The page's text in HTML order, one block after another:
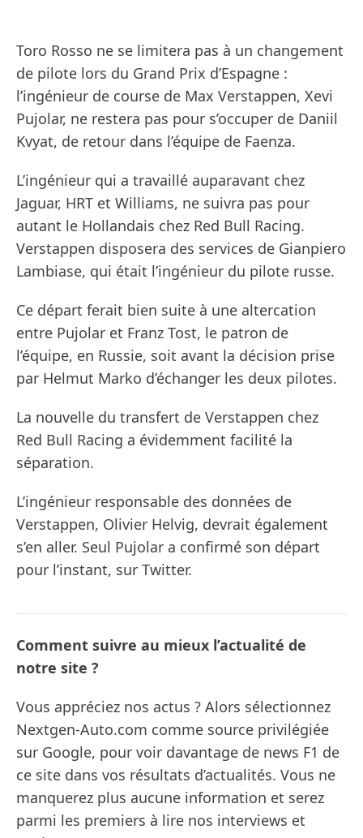
Toro Rosso ne se limitera pas à un changement
de pilote lors du Grand Prix d’Espagne :
l’ingénieur de course de Max Verstappen, Xevi
Pujolar, ne restera pas pour s’occuper de Daniil
Kvyat, de retour dans l’équipe de Faenza.
L’ingénieur qui a travaillé auparavant chez
Jaguar, HRT et Williams, ne suivra pas pour
autant le Hollandais chez Red Bull Racing.
Verstappen disposera des services de Gianpiero
Lambiase, qui était l’ingénieur du pilote russe.
Ce départ ferait bien suite à une altercation
entre Pujolar et Franz Tost, le patron de
l’équipe, en Russie, soit avant la décision prise
par Helmut Marko d’échanger les deux pilotes.
La nouvelle du transfert de Verstappen chez
Red Bull Racing a évidemment facilité la
séparation.
L’ingénieur responsable des données de
Verstappen, Olivier Helvig, devrait également
s’en aller. Seul Pujolar a confirmé son départ
pour l’instant, sur Twitter.
Comment suivre au mieux l’actualité de
notre site ?
Vous appréciez nos actus ? Alors sélectionnez
Nextgen-Auto.com comme source privilégiée
sur Google, pour voir davantage de news F1 de
ce site dans vos résultats d’actualités. Vous ne
manquerez plus aucune information et serez
parmi les premiers à lire nos interviews et